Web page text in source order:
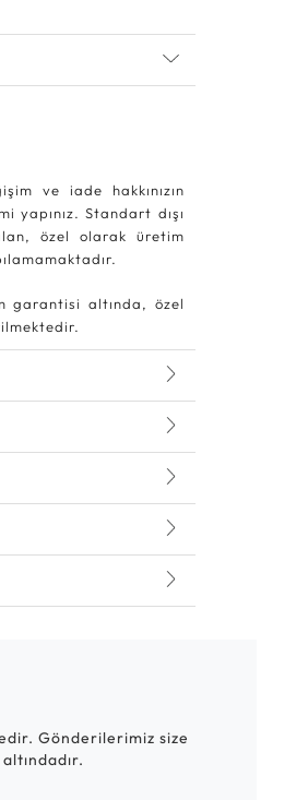
ve iade hakkınızın
yapınız. Standart dışı
özel olarak üretim
garantisi altında, özel
Gönderilerimiz size